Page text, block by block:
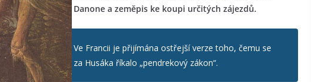
Danone a zeměpis ke koupi určitých zájezdů.
Ve Francii je přijímána ostřejší verze toho, čemu se
za Husáka říkalo „pendrekový zákon“.